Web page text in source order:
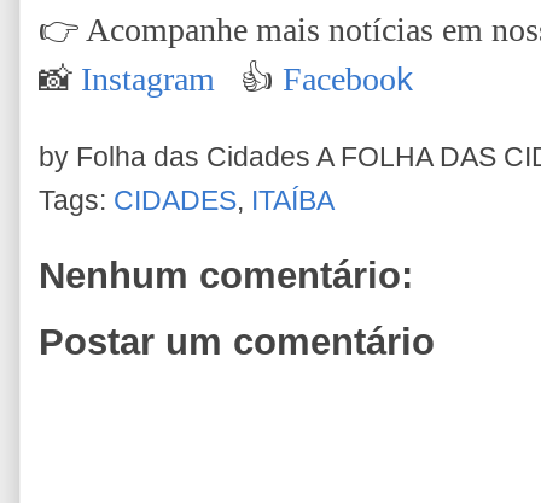
👉 Acompanhe mais notícias em
📸 Instagram 👍 Facebook
by Folha das Cidades A FOLHA DAS
Tags: CIDADES, ITAÍBA
Nenhum comentário:
Postar um comentário